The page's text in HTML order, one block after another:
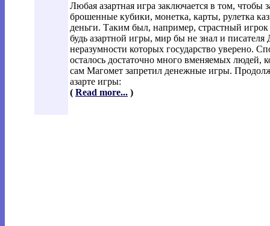
Любая азартная игра заключается в том, чтобы
брошенные кубики, монетка, карты, рулетка
деньги. Таким был, например, страстный
будь азартной игры, мир бы не знал и
неразумности которых государство уверено.
осталось достаточно много вменяемых людей,
сам Магомет запретил денежные игры.
азарте игры:
( Read more... )